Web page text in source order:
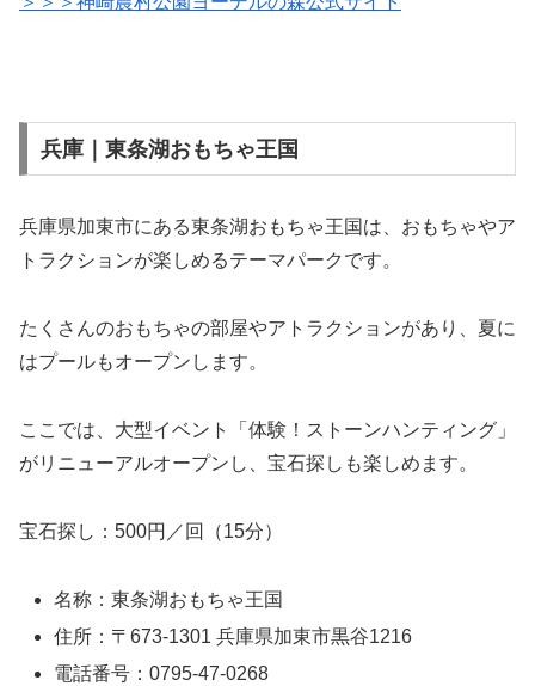
兵庫｜東条湖おもちゃ王国
兵庫県加東市にある東条湖おもちゃ王国は、おもちゃやア
トラクションが楽しめるテーマパークです。
たくさんのおもちゃの部屋やアトラクションがあり、夏に
はプールもオープンします。
ここでは、大型イベント「体験！ストーンハンティング」
がリニューアルオープンし、宝石探しも楽しめます。
宝石探し：500円／回（15分）
名称：東条湖おもちゃ王国
住所：〒673-1301 兵庫県加東市黒谷1216
電話番号：0795-47-0268